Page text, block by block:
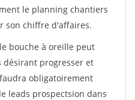
le planning chantiers
son chiffre d'affaires.
bouche à oreille peut
progresser et
obligatoirement
leads prospectsion dans